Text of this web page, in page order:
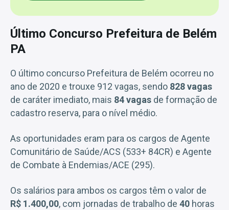
Último Concurso Prefeitura de Belém
PA
O último concurso Prefeitura de Belém ocorreu no
ano de 2020 e trouxe 912 vagas, sendo 828 vagas
de caráter imediato, mais 84 vagas de formação de
cadastro reserva, para o nível médio.
As oportunidades eram para os cargos de Agente
Comunitário de Saúde/ACS (533+ 84CR) e Agente
de Combate à Endemias/ACE (295).
Os salários para ambos os cargos têm o valor de
R$ 1.400,00, com jornadas de trabalho de 40 horas